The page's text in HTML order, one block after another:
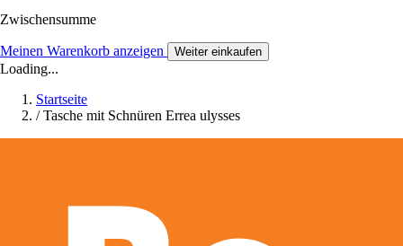
Zwischensumme
Meinen Warenkorb anzeigen Weiter einkaufen
Loading...
Startseite
/ Tasche mit Schnüren Errea ulysses